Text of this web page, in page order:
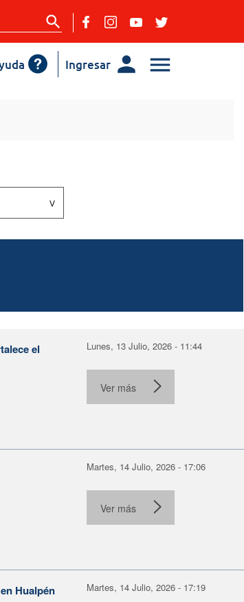
Ingresar
el
Lunes, 13 Julio, 2026 - 11:44
Ver más
Martes, 14 Julio, 2026 - 17:06
Ver más
Hualpén Martes, 14 Julio, 2026 - 17:19